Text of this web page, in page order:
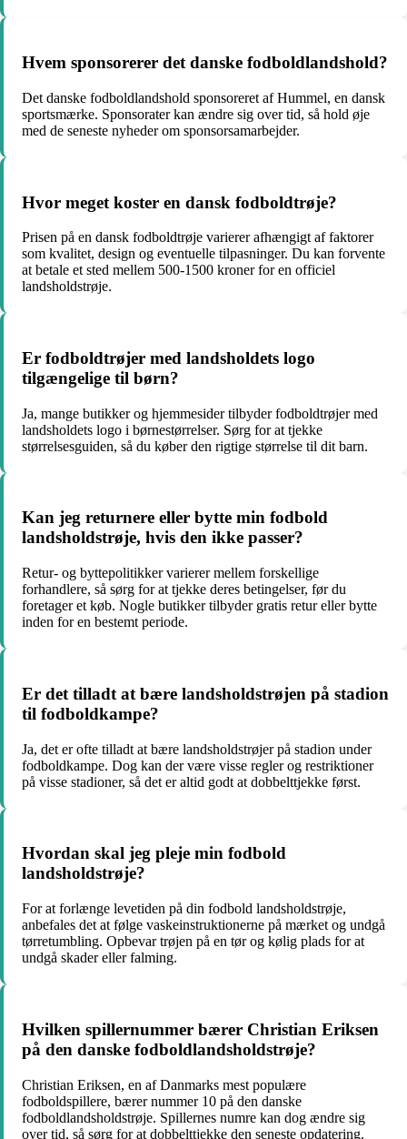
Hvem sponsorerer det danske fodboldlandshold?
Det danske fodboldlandshold sponsoreret af Hummel, en dansk
sportsmærke. Sponsorater kan ændre sig over tid, så hold øje
med de seneste nyheder om sponsorsamarbejder.
Hvor meget koster en dansk fodboldtrøje?
Prisen på en dansk fodboldtrøje varierer afhængigt af faktorer
som kvalitet, design og eventuelle tilpasninger. Du kan forvente
at betale et sted mellem 500-1500 kroner for en officiel
landsholdstrøje.
Er fodboldtrøjer med landsholdets logo
tilgængelige til børn?
Ja, mange butikker og hjemmesider tilbyder fodboldtrøjer med
landsholdets logo i børnestørrelser. Sørg for at tjekke
størrelsesguiden, så du køber den rigtige størrelse til dit barn.
Kan jeg returnere eller bytte min fodbold
landsholdstrøje, hvis den ikke passer?
Retur- og byttepolitikker varierer mellem forskellige
forhandlere, så sørg for at tjekke deres betingelser, før du
foretager et køb. Nogle butikker tilbyder gratis retur eller bytte
inden for en bestemt periode.
Er det tilladt at bære landsholdstrøjen på stadion
til fodboldkampe?
Ja, det er ofte tilladt at bære landsholdstrøjer på stadion under
fodboldkampe. Dog kan der være visse regler og restriktioner
på visse stadioner, så det er altid godt at dobbelttjekke først.
Hvordan skal jeg pleje min fodbold
landsholdstrøje?
For at forlænge levetiden på din fodbold landsholdstrøje,
anbefales det at følge vaskeinstruktionerne på mærket og undgå
tørretumbling. Opbevar trøjen på en tør og kølig plads for at
undgå skader eller falming.
Hvilken spillernummer bærer Christian Eriksen
på den danske fodboldlandsholdstrøje?
Christian Eriksen, en af Danmarks mest populære
fodboldspillere, bærer nummer 10 på den danske
fodboldlandsholdstrøje. Spillernes numre kan dog ændre sig
over tid, så sørg for at dobbelttjekke den seneste opdatering.